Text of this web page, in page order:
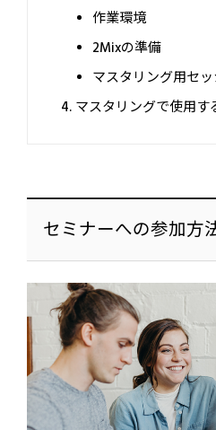
作業環境
2Mixの準備
マスタリング用セ
マスタリングで使用す
セミナーへの参加方